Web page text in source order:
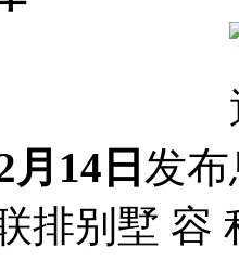
月14日 发布
排别墅 容